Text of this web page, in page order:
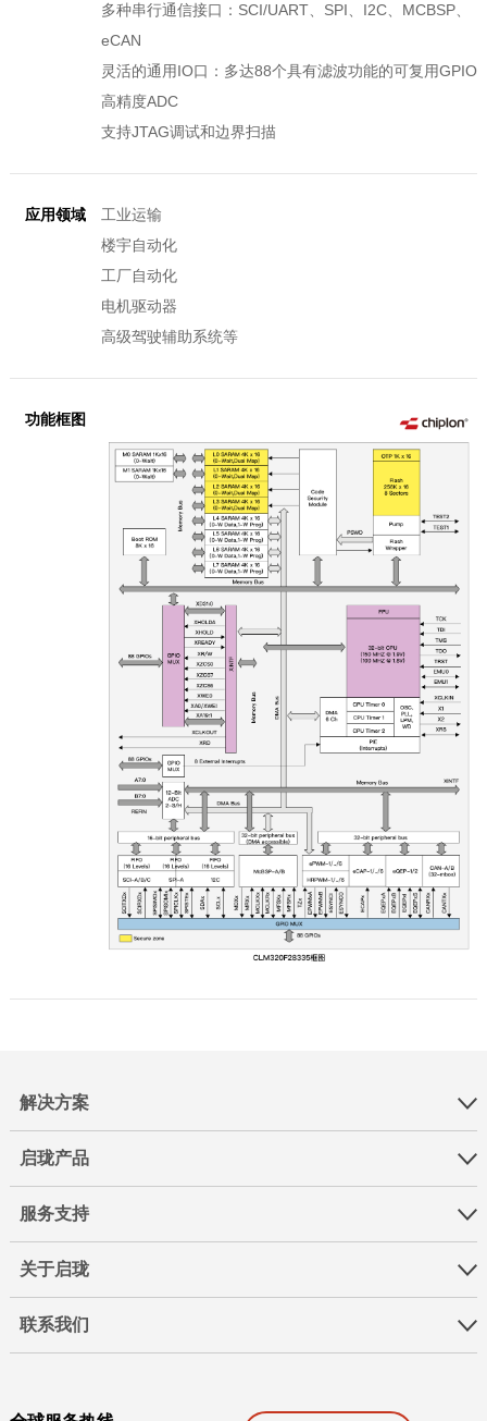
多种串行通信接口：SCI/UART、SPI、I2C、MCBSP、
eCAN
灵活的通用IO口：多达88个具有滤波功能的可复用GPIO
高精度ADC
支持JTAG调试和边界扫描
应用领域
工业运输
楼宇自动化
工厂自动化
电机驱动器
高级驾驶辅助系统等
功能框图
解决方案
启珑产品
服务支持
关于启珑
联系我们